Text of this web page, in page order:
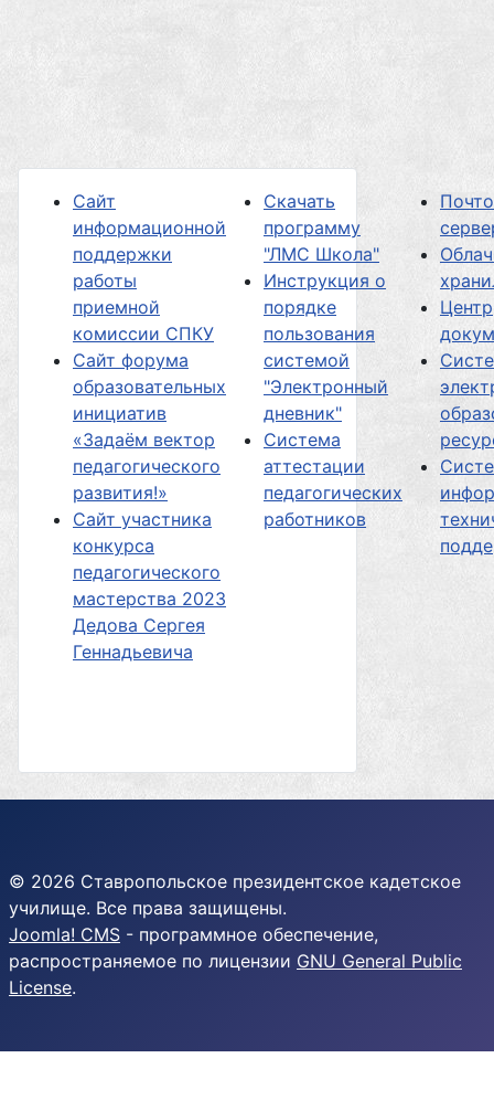
Сайт
информационной
поддержки
работы
приемной
комиссии СПКУ
Сайт форума
образовательных
инициатив
«Задаём вектор
педагогического
развития!»
Сайт участника
конкурса
педагогического
мастерства 2023
Дедова Сергея
Геннадьевича
Скачать
программу
"ЛМС Школа"
Инструкция о
порядке
пользования
системой
"Электронный
дневник"
Система
аттестации
педагогических
работников
Центр
© 2026 Ставропольское президентское кадетское
училище. Все права защищены.
Joomla! CMS - программное обеспечение,
распространяемое по лицензии GNU General Public
License.